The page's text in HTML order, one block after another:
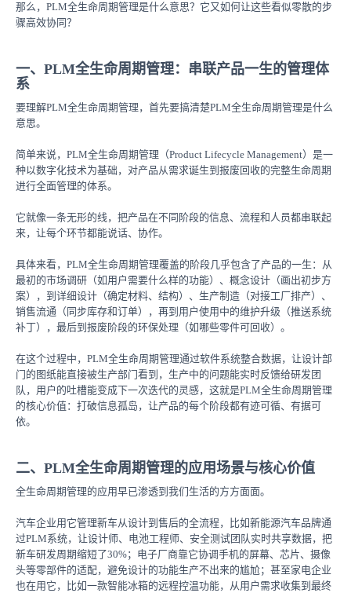
那么，PLM全生命周期管理是什么意思？它又如何让这些看似零散的步
骤高效协同？
一、PLM全生命周期管理：串联产品一生的管理体
系
要理解PLM全生命周期管理，首先要搞清楚PLM全生命周期管理是什么
意思。
简单来说，PLM全生命周期管理（Product Lifecycle Management）是一
种以数字化技术为基础，对产品从需求诞生到报废回收的完整生命周期
进行全面管理的体系。
它就像一条无形的线，把产品在不同阶段的信息、流程和人员都串联起
来，让每个环节都能说话、协作。
具体来看，PLM全生命周期管理覆盖的阶段几乎包含了产品的一生：从
最初的市场调研（如用户需要什么样的功能）、概念设计（画出初步方
案），到详细设计（确定材料、结构）、生产制造（对接工厂排产）、
销售流通（同步库存和订单），再到用户使用中的维护升级（推送系统
补丁），最后到报废阶段的环保处理（如哪些零件可回收）。
在这个过程中，PLM全生命周期管理通过软件系统整合数据，让设计部
门的图纸能直接被生产部门看到，生产中的问题能实时反馈给研发团
队，用户的吐槽能变成下一次迭代的灵感，这就是PLM全生命周期管理
的核心价值：打破信息孤岛，让产品的每个阶段都有迹可循、有据可
依。
二、PLM全生命周期管理的应用场景与核心价值
全生命周期管理的应用早已渗透到我们生活的方方面面。
汽车企业用它管理新车从设计到售后的全流程，比如新能源汽车品牌通
过PLM系统，让设计师、电池工程师、安全测试团队实时共享数据，把
新车研发周期缩短了30%；电子厂商靠它协调手机的屏幕、芯片、摄像
头等零部件的适配，避免设计的功能生产不出来的尴尬；甚至家电企业
也在用它，比如一款智能冰箱的远程控温功能，从用户需求收集到最终